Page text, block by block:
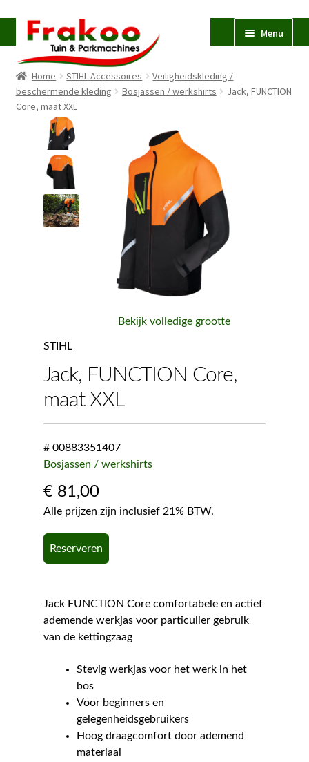
Ga
door
naar
navigatie
Ga
naar
de
inhoud
Menu
Homepage
Verkoop en Reparatie
Occasions
STIHL
Accessoires
Contact
Home STIHL Accessoires
Veiligheidskleding /
beschermende kleding
Bosjassen / werkshirts
Jack, FUNCTION
Core, maat XXL
Bekijk volledige grootte
STIHL
Jack, FUNCTION Core,
maat XXL
# 00883351407
Bosjassen / werkshirts
€81,00
Alle prijzen zijn inclusief 21% BTW.
Reserveren
Jack FUNCTION Core comfortabele en actief
ademende werkjas voor particulier gebruik
van de kettingzaag
Stevig werkjas voor het werk in het
bos
Voor beginners en
gelegenheidsgebruikers
Hoog draagcomfort door ademend
materiaal